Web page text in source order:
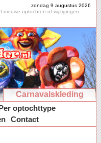
zondag 9 augustus 2026
nieuwe optochten of wijzigingen
Carnavalskleding
optochttype
Contact